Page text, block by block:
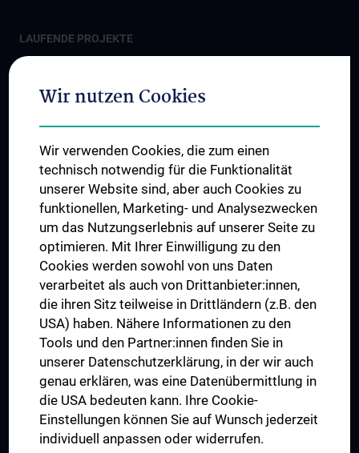
LAUFENDE PROJEKTE
MedUni Campus Mariannengasse
Eric Kandel Institute - Center for Precision Medicine
Ignaz Semmelweis Institut
ABGESCHLOSSENE PROJEKTE
Erweiterung des Anna Spiegel-Forschungsgebäudes
Himberg Neubau
Josephinum - Sammlungen der Medizinischen Universität Wien
STORIES
Folgen Sie uns auf
Wir nutzen Cookies
Wir verwenden Cookies, die zum einen
technisch notwendig für die Funktionalität
unserer Website sind, aber auch Cookies zu
funktionellen, Marketing- und Analysezwecken
um das Nutzungserlebnis auf unserer Seite zu
optimieren. Mit Ihrer Einwilligung zu den
Cookies werden sowohl von uns Daten
verarbeitet als auch von Drittanbieter:innen,
die ihren Sitz teilweise in Drittländern (z.B. den
USA) haben. Nähere Informationen zu den
Tools und den Partner:innen finden Sie in
unserer Datenschutzerklärung, in der wir auch
genau erklären, was eine Datenübermittlung in
die USA bedeuten kann. Ihre Cookie-
Einstellungen können Sie auf Wunsch jederzeit
individuell anpassen oder widerrufen.